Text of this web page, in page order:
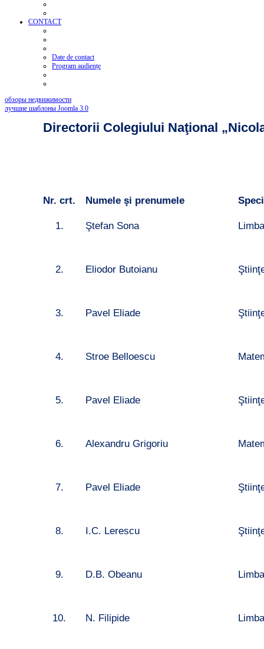
CONTACT
Date de contact
Program audiențe
обзоры недвижимости
лучшие шаблоны Joomla 3.0
Directorii Colegiului Naţional
Nr. crt. Numele şi prenumele
1. Ştefan Sona
2. Eliodor Butoianu
3. Pavel Eliade
4. Stroe Belloescu
5. Pavel Eliade
6. Alexandru Grigoriu
7. Pavel Eliade
8. I.C. Lerescu
9. D.B. Obeanu
10. N. Filipide